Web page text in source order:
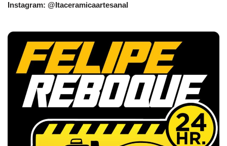
Instagram: @Itaceramicaartesanal